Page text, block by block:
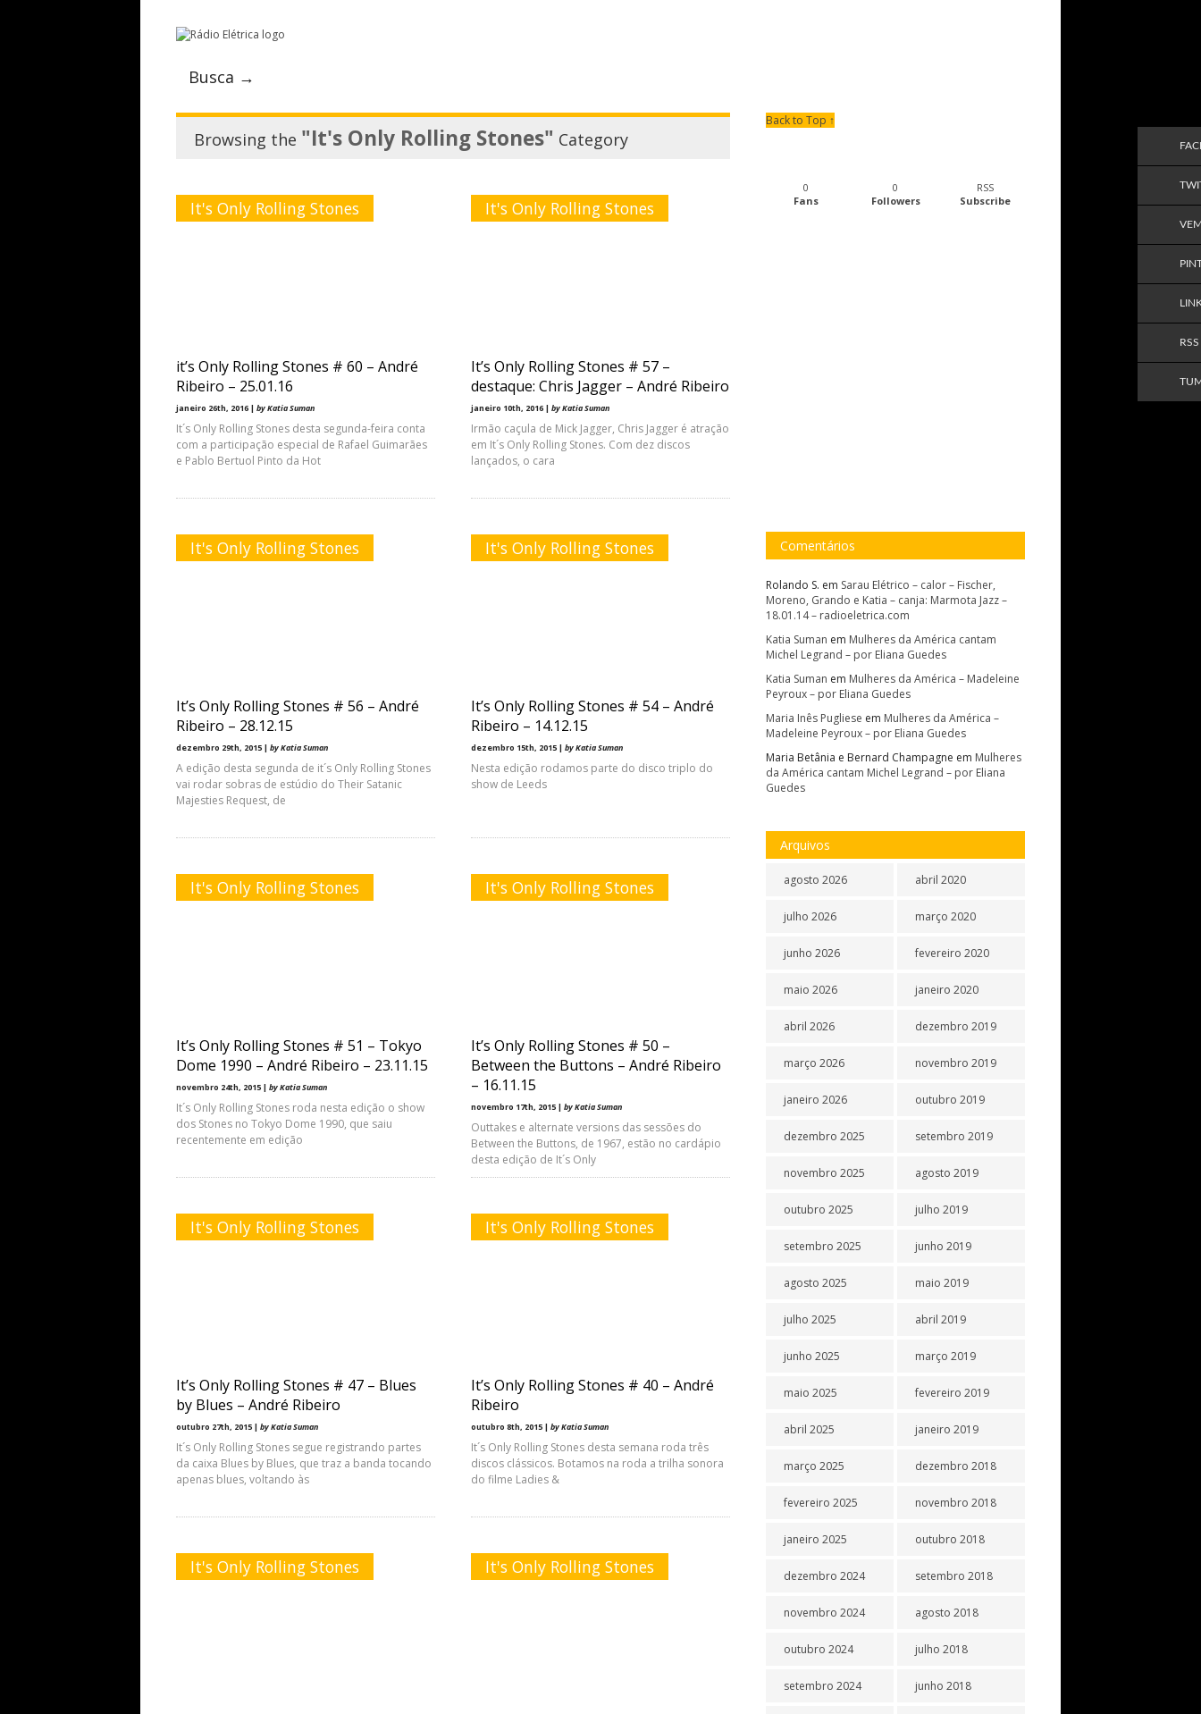
Busca →
Browsing the "It's Only Rolling Stones" Category
It's Only Rolling Stones
it’s Only Rolling Stones # 60 – André
Ribeiro – 25.01.16
janeiro 26th, 2016 | by Katia Suman
It´s Only Rolling Stones desta segunda-feira conta
com a participação especial de Rafael Guimarães
e Pablo Bertuol Pinto da Hot
It's Only Rolling Stones
It’s Only Rolling Stones # 57 –
destaque: Chris Jagger – André Ribeiro
janeiro 10th, 2016 | by Katia Suman
Irmão caçula de Mick Jagger, Chris Jagger é atração
em It´s Only Rolling Stones. Com dez discos
lançados, o cara
It's Only Rolling Stones
It’s Only Rolling Stones # 56 – André
Ribeiro – 28.12.15
dezembro 29th, 2015 | by Katia Suman
A edição desta segunda de it´s Only Rolling Stones
vai rodar sobras de estúdio do Their Satanic
Majesties Request, de
It's Only Rolling Stones
It’s Only Rolling Stones # 54 – André
Ribeiro – 14.12.15
dezembro 15th, 2015 | by Katia Suman
Nesta edição rodamos parte do disco triplo do
show de Leeds
It's Only Rolling Stones
It’s Only Rolling Stones # 51 – Tokyo
Dome 1990 – André Ribeiro – 23.11.15
novembro 24th, 2015 | by Katia Suman
It´s Only Rolling Stones roda nesta edição o show
dos Stones no Tokyo Dome 1990, que saiu
recentemente em edição
It's Only Rolling Stones
It’s Only Rolling Stones # 50 –
Between the Buttons – André Ribeiro
– 16.11.15
novembro 17th, 2015 | by Katia Suman
Outtakes e alternate versions das sessões do
Between the Buttons, de 1967, estão no cardápio
desta edição de It´s Only
It's Only Rolling Stones
It’s Only Rolling Stones # 47 – Blues
by Blues – André Ribeiro
outubro 27th, 2015 | by Katia Suman
It´s Only Rolling Stones segue registrando partes
da caixa Blues by Blues, que traz a banda tocando
apenas blues, voltando às
It's Only Rolling Stones
It’s Only Rolling Stones # 40 – André
Ribeiro
outubro 8th, 2015 | by Katia Suman
It´s Only Rolling Stones desta semana roda três
discos clássicos. Botamos na roda a trilha sonora
do filme Ladies &
It's Only Rolling Stones It's Only Rolling Stones
Back to Top ↑
0
Fans
0
Followers
RSS
Subscribe
Comentários
Rolando S. em Sarau Elétrico – calor – Fischer,
Moreno, Grando e Katia – canja: Marmota Jazz –
18.01.14 – radioeletrica.com
Katia Suman em Mulheres da América cantam
Michel Legrand – por Eliana Guedes
Katia Suman em Mulheres da América – Madeleine
Peyroux – por Eliana Guedes
Maria Inês Pugliese em Mulheres da América –
Madeleine Peyroux – por Eliana Guedes
Maria Betânia e Bernard Champagne em Mulheres
da América cantam Michel Legrand – por Eliana
Guedes
Arquivos
agosto 2026
julho 2026
junho 2026
maio 2026
abril 2026
março 2026
janeiro 2026
dezembro 2025
novembro 2025
outubro 2025
setembro 2025
agosto 2025
julho 2025
junho 2025
maio 2025
abril 2025
março 2025
fevereiro 2025
janeiro 2025
dezembro 2024
novembro 2024
outubro 2024
setembro 2024
abril 2020
março 2020
fevereiro 2020
janeiro 2020
dezembro 2019
novembro 2019
outubro 2019
setembro 2019
agosto 2019
julho 2019
junho 2019
maio 2019
abril 2019
março 2019
fevereiro 2019
janeiro 2019
dezembro 2018
novembro 2018
outubro 2018
setembro 2018
agosto 2018
julho 2018
junho 2018
RSS